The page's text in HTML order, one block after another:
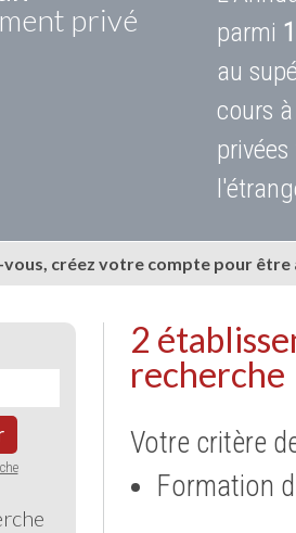
privé
parmi
au
cours
vous, créez votre compte pour
2
recherche
Votre critère
Formation